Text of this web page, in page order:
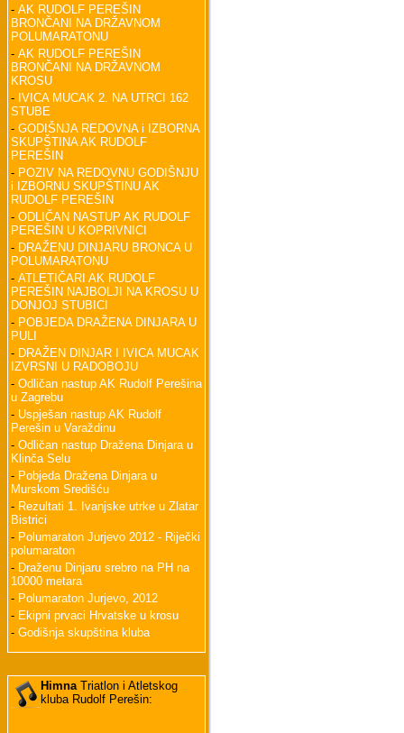
- AK RUDOLF PEREŠIN
BRONČANI NA DRŽAVNOM
POLUMARATONU
- AK RUDOLF PEREŠIN
BRONČANI NA DRŽAVNOM
KROSU
- IVICA MUCAK 2. NA UTRCI 162
STUBE
- GODIŠNJA REDOVNA i IZBORNA
SKUPŠTINA AK RUDOLF
PEREŠIN
- POZIV NA REDOVNU GODIŠNJU
i IZBORNU SKUPŠTINU AK
RUDOLF PEREŠIN
- ODLIČAN NASTUP AK RUDOLF
PEREŠIN U KOPRIVNICI
- DRAŽENU DINJARU BRONCA U
POLUMARATONU
- ATLETIČARI AK RUDOLF
PEREŠIN NAJBOLJI NA KROSU U
DONJOJ STUBICI
- POBJEDA DRAŽENA DINJARA U
PULI
- DRAŽEN DINJAR I IVICA MUCAK
IZVRSNI U RADOBOJU
- Odličan nastup AK Rudolf Perešina
u Zagrebu
- Uspješan nastup AK Rudolf
Perešin u Varaždinu
- Odličan nastup Dražena Dinjara u
Klinča Selu
- Pobjeda Dražena Dinjara u
Murskom Središću
- Rezultati 1. Ivanjske utrke u Zlatar
Bistrici
- Polumaraton Jurjevo 2012 - Riječki
polumaraton
- Draženu Dinjaru srebro na PH na
10000 metara
- Polumaraton Jurjevo, 2012
- Ekipni prvaci Hrvatske u krosu
- Godišnja skupština kluba
HimnaTriatlon i Atletskog
kluba Rudolf Perešin: